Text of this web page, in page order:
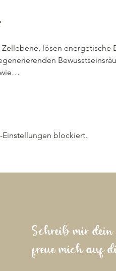
lösen energetische
wie…
blockiert.
Schreib mir
freue mich auf